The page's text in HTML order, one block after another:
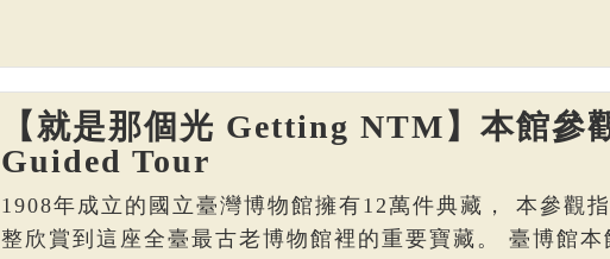
【就是那個光 Getting NTM】本館參
Guided Tour
1908年成立的國立臺灣博物館擁有12萬件典藏， 本參觀
整欣賞到這座全臺最古老博物館裡的重要寶藏。 臺博館本